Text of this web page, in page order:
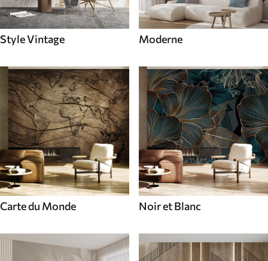
Style Vintage Moderne
Carte du Monde Noir et Blanc